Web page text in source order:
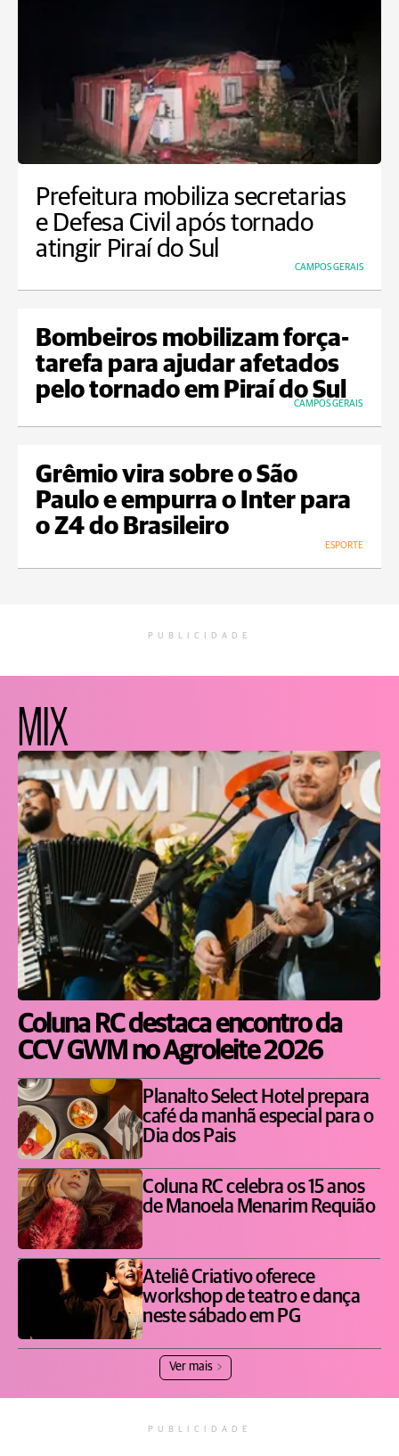
Prefeitura mobiliza secretarias
e Defesa Civil após tornado
atingir Piraí do Sul
CAMPOS GERAIS
Bombeiros mobilizam força-
tarefa para ajudar afetados
pelo tornado em Piraí do Sul
CAMPOS GERAIS
Grêmio vira sobre o São
Paulo e empurra o Inter para
o Z4 do Brasileiro
ESPORTE
PUBLICIDADE
MIX
Coluna RC destaca encontro da
CCV GWM no Agroleite 2026
Planalto Select Hotel prepara
café da manhã especial para o
Dia dos Pais
Coluna RC celebra os 15 anos
de Manoela Menarim Requião
Ateliê Criativo oferece
workshop de teatro e dança
neste sábado em PG
Ver mais
PUBLICIDADE